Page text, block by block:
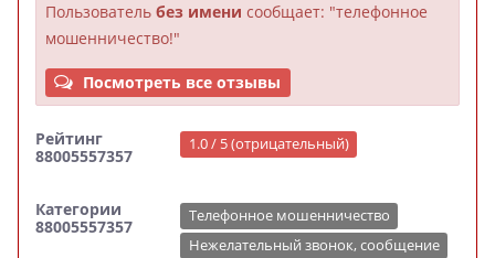
Пользователь без имени сообщает: "телефонное
мошенничество!"
Посмотреть все отзывы
Рейтинг
88005557357
1.0 / 5 (отрицательный)
Категории
88005557357
Телефонное мошенничество
Нежелательный звонок, сообщение